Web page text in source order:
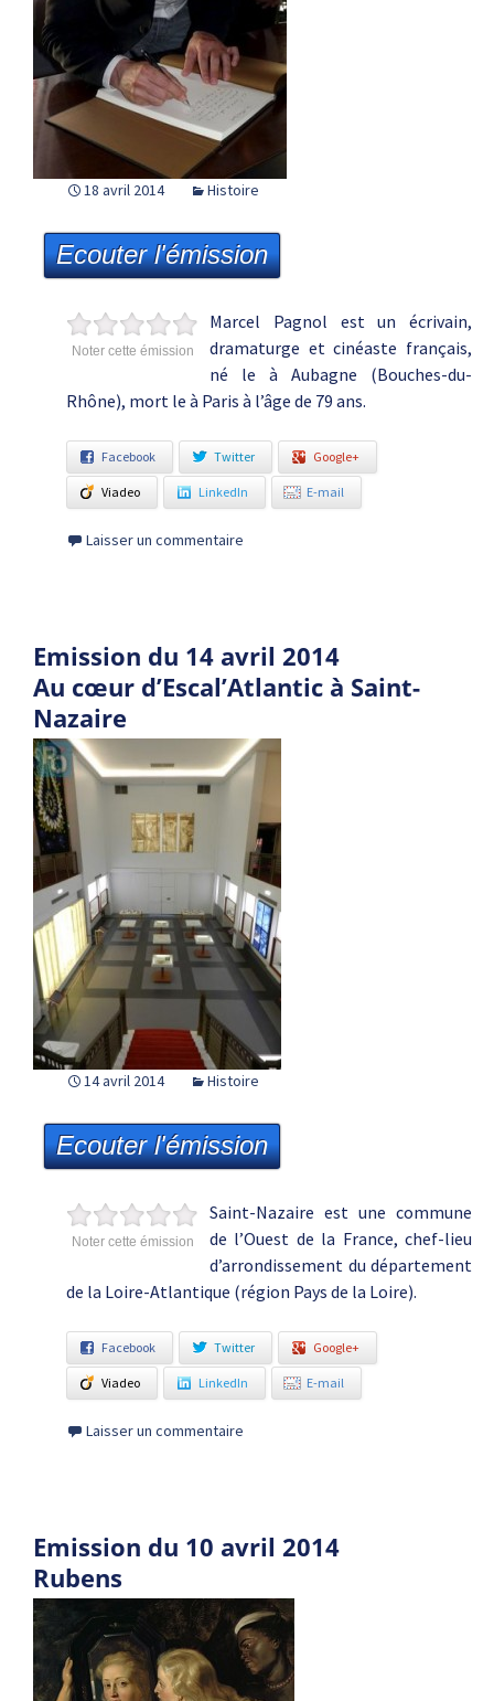
18 avril 2014 Histoire
Ecouter l'émission
Noter cette émission
Marcel Pagnol est un écrivain,
dramaturge et cinéaste français,
né le à Aubagne (Bouches-du-
Rhône), mort le à Paris à l’âge de 79 ans.
Facebook Twitter Google+
Viadeo LinkedIn E-mail
Laisser un commentaire
Emission du 14 avril 2014
Au cœur d’Escal’Atlantic à Saint-
Nazaire
14 avril 2014 Histoire
Ecouter l'émission
Noter cette émission
Saint-Nazaire est une commune
de l’Ouest de la France, chef-lieu
d’arrondissement du département
de la Loire-Atlantique (région Pays de la Loire).
Facebook Twitter Google+
Viadeo LinkedIn E-mail
Laisser un commentaire
Emission du 10 avril 2014
Rubens